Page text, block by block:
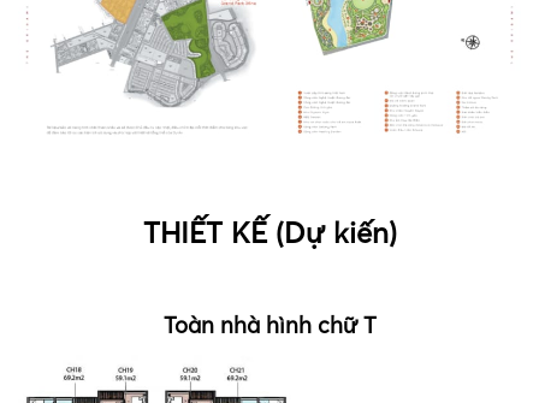
THIẾT KẾ (Dự kiến)
Toàn nhà hình chữ T